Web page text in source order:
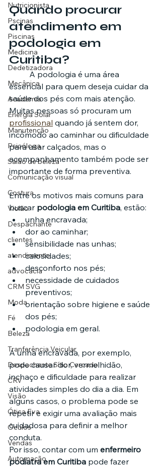
Nutricionista
Pscinas
Piscinas
Medicina
Dedetizadora
Mecânica
Academia
Energia Solar
Manutenção
Psicóloga
Salão de beleza
Comunicação visual
Costura
Violão
Despachante
clientes
atendimento
advocacia
CRM SVG
Moda
Fé
Beleza
Tranferência Veicular
Despachante Sítio Cercado
CRV
Visão
Ótica Eva
Óculos
Vendas
Automação
Quando procurar
atendimento em
podologia em
Curitiba?
essencial para quem deseja cuidar da
saúde dos pés com mais atenção.
Muitas pessoas só procuram um
profissional quando já sentem dor,
incômodo ao caminhar ou dificuldade
para usar calçados, mas o
acompanhamento também pode ser
importante de forma preventiva.
Entre os motivos mais comuns para
buscar podologia em Curitiba, estão:
unha encravada;
dor ao caminhar;
sensibilidade nas unhas;
calosidades;
desconforto nos pés;
necessidade de cuidados
preventivos;
orientação sobre higiene e saúde
dos pés;
podologia em geral.
A unha encravada, por exemplo,
pode causar dor, vermelhidão,
inchaço e dificuldade para realizar
atividades simples do dia a dia. Em
alguns casos, o problema pode se
repetir e exigir uma avaliação mais
cuidadosa para definir a melhor
conduta.
Por isso, contar com um enfermeiro
podiatra em Curitiba pode fazer